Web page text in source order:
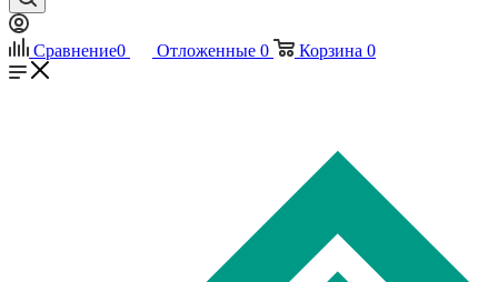
Сравнение0 Отложенные 0 Корзина 0